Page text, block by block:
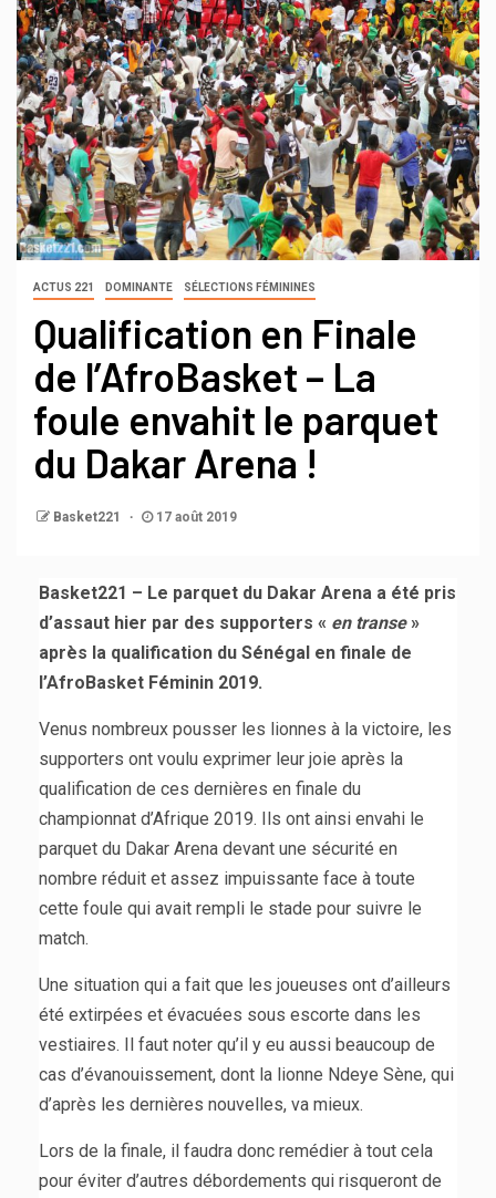
ACTUS 221 DOMINANTE SÉLECTIONS FÉMININES
Qualification en Finale
de l’AfroBasket – La
foule envahit le parquet
du Dakar Arena !
Basket221 17 août 2019
Basket221 – Le parquet du Dakar Arena a été pris
d’assaut hier par des supporters « en transe»
après la qualification du Sénégal en finale de
l’AfroBasket Féminin 2019.
Venus nombreux pousser les lionnes à la victoire, les
supporters ont voulu exprimer leur joie après la
qualification de ces dernières en finale du
championnat d’Afrique 2019. Ils ont ainsi envahi le
parquet du Dakar Arena devant une sécurité en
nombre réduit et assez impuissante face à toute
cette foule qui avait rempli le stade pour suivre le
match.
Une situation qui a fait que les joueuses ont d’ailleurs
été extirpées et évacuées sous escorte dans les
vestiaires. Il faut noter qu’il y eu aussi beaucoup de
cas d’évanouissement, dont la lionne Ndeye Sène, qui
d’après les dernières nouvelles, va mieux.
Lors de la finale, il faudra donc remédier à tout cela
pour éviter d’autres débordements qui risqueront de